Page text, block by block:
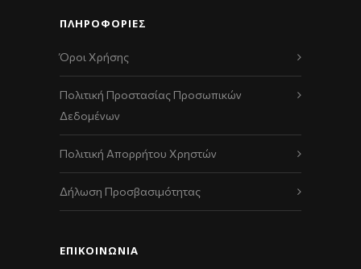
ΠΛΗΡΟΦΟΡΙΕΣ
Όροι Χρήσης
Πολιτική Προστασίας Προσωπικών
Δεδομένων
Πολιτική Απορρήτου Χρηστών
Δήλωση Προσβασιμότητας
ΕΠΙΚΟΙΝΩΝΊΑ